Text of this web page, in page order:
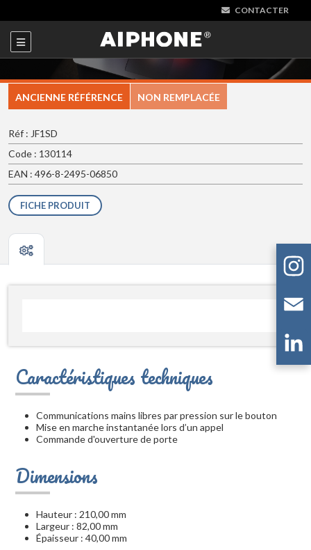
CONTACTER
ANCIENNE RÉFÉRENCE NON REMPLACÉE
Réf : JF1SD
Code : 130114
EAN : 496-8-2495-06850
FICHE PRODUIT
Caractéristiques techniques
Communications mains libres par pression sur le bouton
Mise en marche instantanée lors d’un appel
Commande d'ouverture de porte
Dimensions
Hauteur : 210,00 mm
Largeur : 82,00 mm
Épaisseur : 40,00 mm